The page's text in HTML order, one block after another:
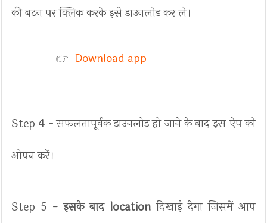
की बटन पर क्लिक करके इसे डाउनलोड कर ले।
👉 Download app
Step 4 - सफलतापूर्वक डाउनलोड हो जाने के बाद इस ऐप को
ओपन करें।
Step 5 - इसके बाद location दिखाई देगा जिसमें आप